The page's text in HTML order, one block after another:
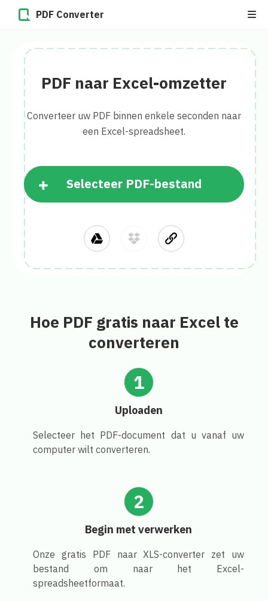
PDF Converter
PDF naar Excel-omzetter
Converteer uw PDF binnen enkele seconden naar
een Excel-spreadsheet.
Selecteer PDF-bestand
Hoe PDF gratis naar Excel te
converteren
1
Uploaden
Selecteer het PDF-document dat u vanaf uw
computer wilt converteren.
2
Begin met verwerken
Onze gratis PDF naar XLS-converter zet uw
bestand om naar het Excel-
spreadsheetformaat.